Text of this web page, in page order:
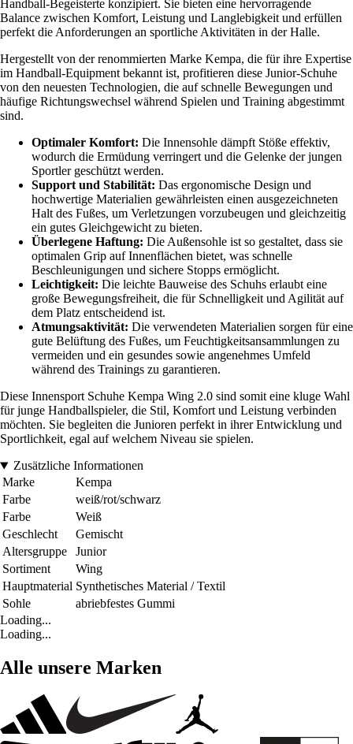
Handball-Begeisterte konzipiert. Sie bieten eine hervorragende
Balance zwischen Komfort, Leistung und Langlebigkeit und erfüllen
perfekt die Anforderungen an sportliche Aktivitäten in der Halle.
Hergestellt von der renommierten Marke Kempa, die für ihre Expertise
im Handball-Equipment bekannt ist, profitieren diese Junior-Schuhe
von den neuesten Technologien, die auf schnelle Bewegungen und
häufige Richtungswechsel während Spielen und Training abgestimmt
sind.
Optimaler Komfort: Die Innensohle dämpft Stöße effektiv,
wodurch die Ermüdung verringert und die Gelenke der jungen
Sportler geschützt werden.
Support und Stabilität: Das ergonomische Design und
hochwertige Materialien gewährleisten einen ausgezeichneten
Halt des Fußes, um Verletzungen vorzubeugen und gleichzeitig
ein gutes Gleichgewicht zu bieten.
Überlegene Haftung: Die Außensohle ist so gestaltet, dass sie
optimalen Grip auf Innenflächen bietet, was schnelle
Beschleunigungen und sichere Stopps ermöglicht.
Leichtigkeit: Die leichte Bauweise des Schuhs erlaubt eine
große Bewegungsfreiheit, die für Schnelligkeit und Agilität auf
dem Platz entscheidend ist.
Atmungsaktivität: Die verwendeten Materialien sorgen für eine
gute Belüftung des Fußes, um Feuchtigkeitsansammlungen zu
vermeiden und ein gesundes sowie angenehmes Umfeld
während des Trainings zu garantieren.
Diese Innensport Schuhe Kempa Wing 2.0 sind somit eine kluge Wahl
für junge Handballspieler, die Stil, Komfort und Leistung verbinden
möchten. Sie begleiten die Junioren perfekt in ihrer Entwicklung und
Sportlichkeit, egal auf welchem Niveau sie spielen.
Zusätzliche Informationen
Marke
Kempa
Farbe
weiß/rot/schwarz
Farbe
Weiß
Geschlecht
Gemischt
Altersgruppe
Junior
Sortiment
Wing
Hauptmaterial Synthetisches Material / Textil
Sohle
abriebfestes Gummi
Loading...
Loading...
Alle unsere Marken